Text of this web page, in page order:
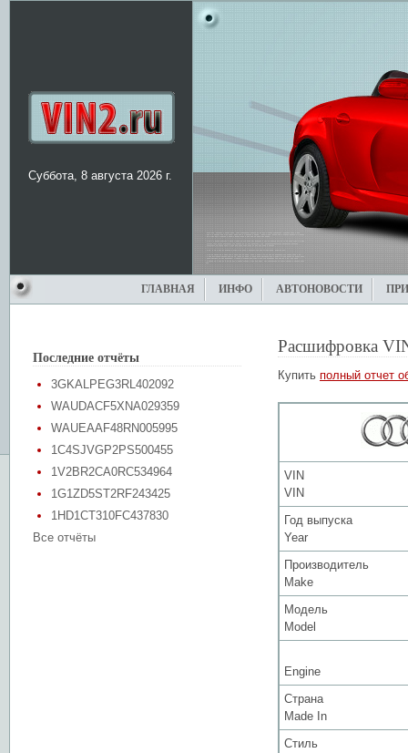
Суббота, 8 августа 2026 г.
ГЛАВНАЯ ИНФО АВТОНОВОСТИ
Последние отчёты
3GKALPEG3RL402092
WAUDACF5XNA029359
WAUEAAF48RN005995
1C4SJVGP2PS500455
1V2BR2CA0RC534964
1G1ZD5ST2RF243425
1HD1CT310FC437830
Все отчёты
Расшифровка
Купить полный отчет
VIN
VIN
Год выпуска
Year
Производитель
Make
Модель
Model
Engine
Страна
Made In
Стиль